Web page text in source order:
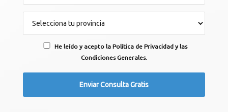
He leído y acepto la Política de Privacidad y las
Condiciones Generales.